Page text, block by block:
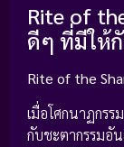
Rite of
ดีๆ ที่มีให้
Rite of the
เมื่อโศกนาฏกร
กับชะตากรรมอั